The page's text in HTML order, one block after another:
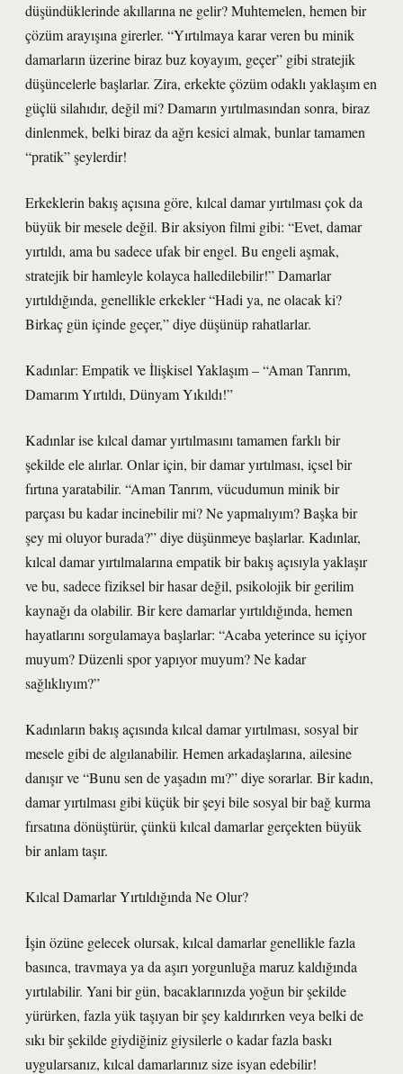
düşündüklerinde akıllarına ne gelir? Muhtemelen, hemen bir
çözüm arayışına girerler. “Yırtılmaya karar veren bu minik
damarların üzerine biraz buz koyayım, geçer” gibi stratejik
düşüncelerle başlarlar. Zira, erkekte çözüm odaklı yaklaşım en
güçlü silahıdır, değil mi? Damarın yırtılmasından sonra, biraz
dinlenmek, belki biraz da ağrı kesici almak, bunlar tamamen
“pratik” şeylerdir!
Erkeklerin bakış açısına göre, kılcal damar yırtılması çok da
büyük bir mesele değil. Bir aksiyon filmi gibi: “Evet, damar
yırtıldı, ama bu sadece ufak bir engel. Bu engeli aşmak,
stratejik bir hamleyle kolayca halledilebilir!” Damarlar
yırtıldığında, genellikle erkekler “Hadi ya, ne olacak ki?
Birkaç gün içinde geçer,” diye düşünüp rahatlarlar.
Kadınlar: Empatik ve İlişkisel Yaklaşım – “Aman Tanrım,
Damarım Yırtıldı, Dünyam Yıkıldı!”
Kadınlar ise kılcal damar yırtılmasını tamamen farklı bir
şekilde ele alırlar. Onlar için, bir damar yırtılması, içsel bir
fırtına yaratabilir. “Aman Tanrım, vücudumun minik bir
parçası bu kadar incinebilir mi? Ne yapmalıyım? Başka bir
şey mi oluyor burada?” diye düşünmeye başlarlar. Kadınlar,
kılcal damar yırtılmalarına empatik bir bakış açısıyla yaklaşır
ve bu, sadece fiziksel bir hasar değil, psikolojik bir gerilim
kaynağı da olabilir. Bir kere damarlar yırtıldığında, hemen
hayatlarını sorgulamaya başlarlar: “Acaba yeterince su içiyor
muyum? Düzenli spor yapıyor muyum? Ne kadar
sağlıklıyım?”
Kadınların bakış açısında kılcal damar yırtılması, sosyal bir
mesele gibi de algılanabilir. Hemen arkadaşlarına, ailesine
danışır ve “Bunu sen de yaşadın mı?” diye sorarlar. Bir kadın,
damar yırtılması gibi küçük bir şeyi bile sosyal bir bağ kurma
fırsatına dönüştürür, çünkü kılcal damarlar gerçekten büyük
bir anlam taşır.
Kılcal Damarlar Yırtıldığında Ne Olur?
İşin özüne gelecek olursak, kılcal damarlar genellikle fazla
basınca, travmaya ya da aşırı yorgunluğa maruz kaldığında
yırtılabilir. Yani bir gün, bacaklarınızda yoğun bir şekilde
yürürken, fazla yük taşıyan bir şey kaldırırken veya belki de
sıkı bir şekilde giydiğiniz giysilerle o kadar fazla baskı
uygularsanız, kılcal damarlarınız size isyan edebilir!